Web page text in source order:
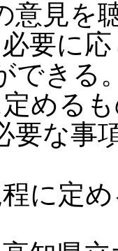
意見を
要に
できる
める
要な事
に定め